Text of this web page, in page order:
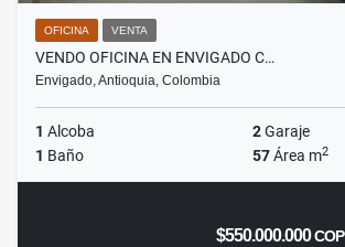
OFICINA VENTA
VENDO OFICINA EN ENVIGADO C…
Envigado, Antioquia, Colombia
1 Alcoba 2Garaje
1 Baño 57Área m2
$550.000.000COP